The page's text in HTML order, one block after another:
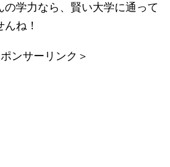
学力なら、賢い大学に通って
ね！
ンサーリンク＞